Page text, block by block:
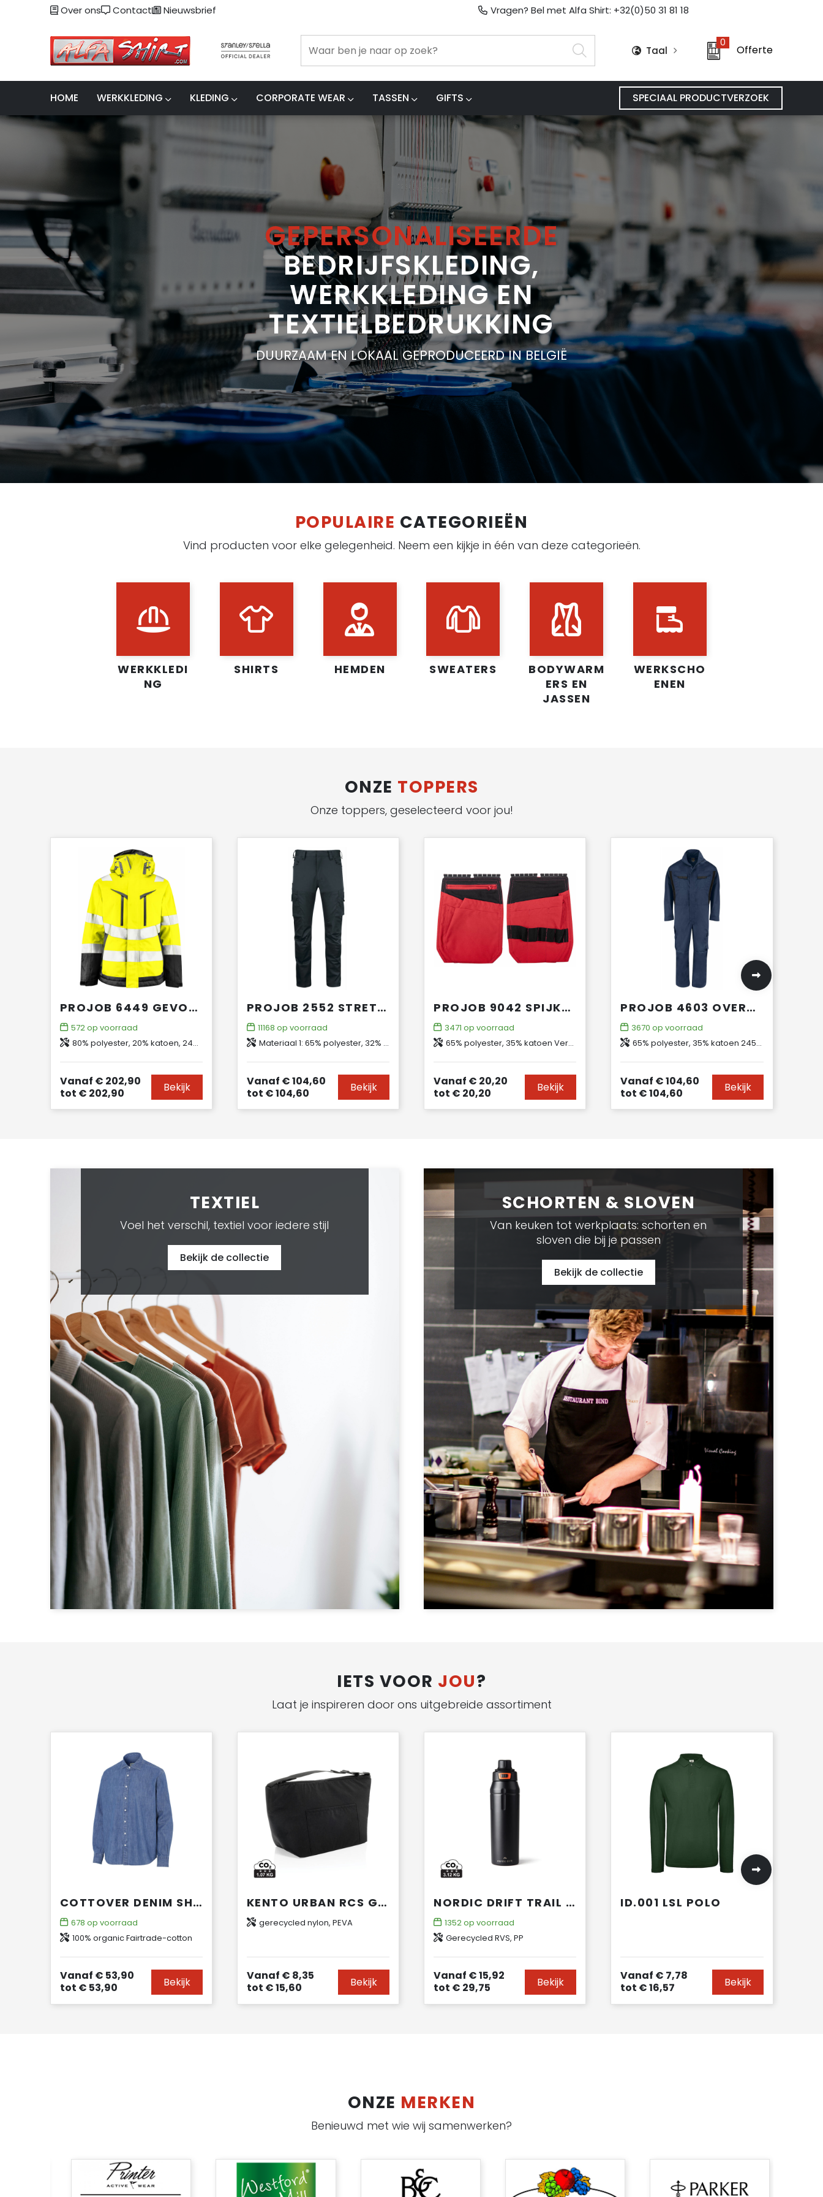
Over ons Contact Nieuwsbrief Vragen? Bel met Alfa Shirt: +32(0)50 31 81 18
Taal
0
Offerte
HOME WERKKLEDING KLEDING CORPORATE WEAR TASSEN GIFTS SPECIAAL PRODUCTVERZOEK
GEPERSONALISEERDE
BEDRIJFSKLEDING,
WERKKLEDING EN
TEXTIELBEDRUKKING
DUURZAAM EN LOKAAL GEPRODUCEERD IN BELGIË
POPULAIRE CATEGORIEËN
Vind producten voor elke gelegenheid. Neem een kijkje in één van deze categorieën.
WERKKLEDI
NG
SHIRTS HEMDEN SWEATERS
BODYWARM
ERS EN
JASSEN
WERKSCHO
ENEN
ONZE TOPPERS
Onze toppers, geselecteerd voor jou!
PROJOB 6449 GEVOERDE SIGNALISATIEJAS DAMES EN ISO 20471 KLASSE 2/3
572op voorraad
80% polyester, 20% katoen, 245 g/m²
Vanaf € 202,90
tot € 202,90 Bekijk
PROJOB 2552 STRETCHBROEK MET KNIEZAKKEN
11168 op voorraad
Materiaal 1: 65% polyester, 32% katoen, 3% spandex, 220 g/m2 Materiaal 2: 90% nylon, 10% spandex
Vanaf € 104,60
tot € 104,60 Bekijk
PROJOB 9042 SPIJKERZAKKEN
3471 op voorraad
65% polyester, 35% katoen Verstevigingen: 100% polyamide Cordura®
Vanaf € 20,20
tot € 20,20 Bekijk
PROJOB 4603 OVERALL
3670 op voorraad
65% polyester, 35% katoen 245 g/m²
Vanaf € 104,60
tot € 104,60 Bekijk
TEXTIEL
Voel het verschil, textiel voor iedere stijl
Bekijk de collectie
SCHORTEN & SLOVEN
Van keuken tot werkplaats: schorten en
sloven die bij je passen
Bekijk de collectie
IETS VOOR JOU?
Laat je inspireren door ons uitgebreide assortiment
COTTOVER DENIM SHIRT COMFORT MAN - GOTS GECERTIFICEERD
678 op voorraad
100% organic Fairtrade-cotton
Vanaf € 53,90
tot € 53,90 Bekijk
KENTO URBAN RCS GERECYCLEDE NYLON KOELTAS
gerecycled nylon, PEVA
Vanaf € 8,35
tot € 15,60 Bekijk
NORDIC DRIFT TRAIL RCS GEISOLEERDE SLUITBARE SPORTFLES 740ML
1352op voorraad
Gerecycled RVS, PP
Vanaf € 15,92
tot € 29,75 Bekijk
ID.001 LSL POLO
Vanaf € 7,78
tot € 16,57 Bekijk
ONZE MERKEN
Benieuwd met wie wij samenwerken?